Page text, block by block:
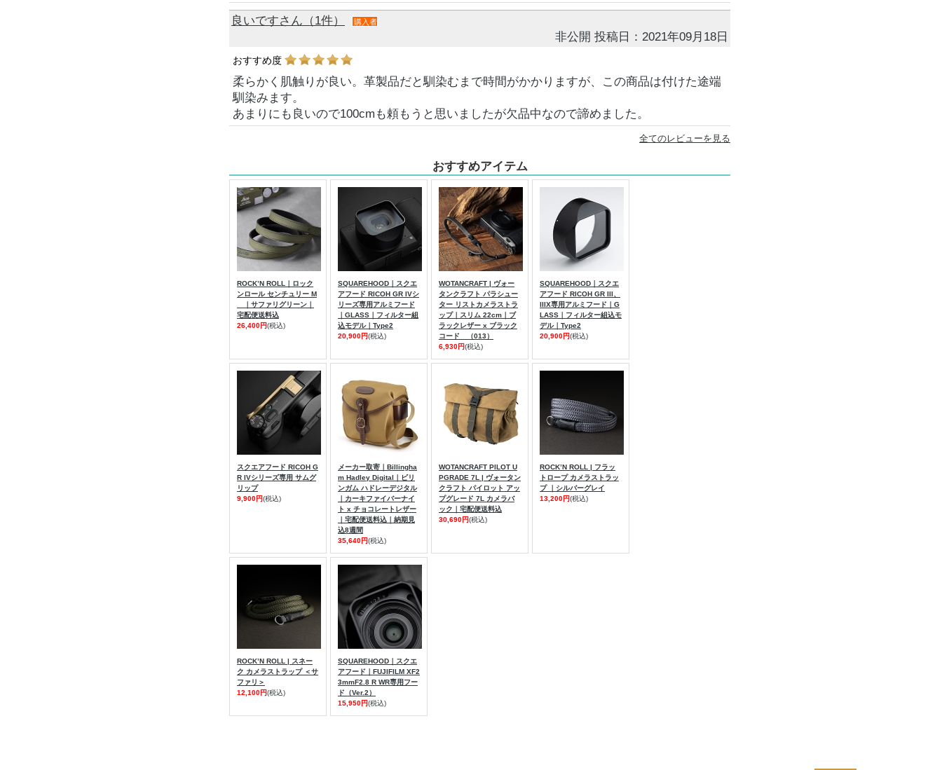
良いですさん（1件） 購入者
非公開 投稿日：2021年09月18日
おすすめ度
柔らかく肌触りが良い。革製品だと馴染むまで時間がかかりますが、この商品は付けた途端
馴染みます。
あまりにも良いので100cmも頼もうと思いましたが欠品中なので諦めました。
全てのレビューを見る
おすすめアイテム
ROCK’N ROLL｜ロック
ンロール センチュリー M
｜サファリグリーン｜
宅配便送料込
26,400円(税込)
SQUAREHOOD｜スクエ
アフード RICOH GR IVシ
リーズ専用アルミフード
｜GLASS｜フィルター組
込モデル｜Type2
20,900円(税込)
WOTANCRAFT | ヴォー
タンクラフト パラシュー
ター リストカメラストラ
ップ｜スリム 22cm｜ブ
ラックレザー x ブラック
コード （013）
6,930円(税込)
SQUAREHOOD｜スクエ
アフード RICOH GR III、
IIIX専用アルミフード｜G
LASS｜フィルター組込モ
デル｜Type2
20,900円(税込)
スクエアフード RICOH G
R IVシリーズ専用 サムグ
リップ
9,900円(税込)
メーカー取寄｜Billingha
m Hadley Digital｜ビリ
ンガム ハドレーデジタル
｜カーキファイバーナイ
ト x チョコレートレザー
｜宅配便送料込｜納期見
込8週間
35,640円(税込)
WOTANCRAFT PILOT U
PGRADE 7L | ヴォータン
クラフト パイロット アッ
プグレード 7L カメラバ
ック｜宅配便送料込
30,690円(税込)
ROCK’N ROLL | フラッ
トロープ カメラストラッ
プ ｜シルバーグレイ
13,200円(税込)
ROCK’N ROLL | スネー
ク カメラストラップ ＜サ
ファリ＞
12,100円(税込)
SQUAREHOOD｜スクエ
アフード｜FUJIFILM XF2
3mmF2.8 R WR専用フー
ド（Ver.2）
15,950円(税込)